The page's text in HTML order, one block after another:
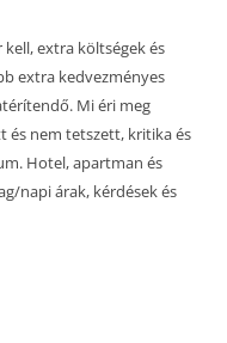
extra költségek és
extra kedvezményes
Mi éri meg
és nem tetszett, kritika és
Hotel, apartman és
napi árak, kérdések és